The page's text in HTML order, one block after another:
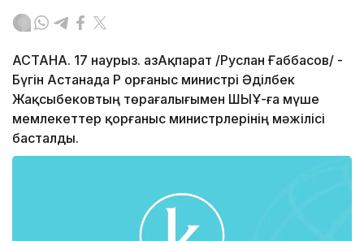
АСТАНА. 17 наурыз. ҚазАқпарат /Руслан Ғаббасов/ -
Бүгін Астанада ҚР Қорғаныс министрі Әділбек
Жақсыбековтың төрағалығымен ШЫҰ-ға мүше
мемлекеттер қорғаныс министрлерінің мәжілісі
басталды.